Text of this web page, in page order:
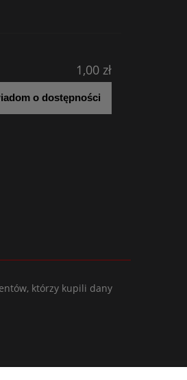
1,00 zł
o dostępności
którzy kupili dany